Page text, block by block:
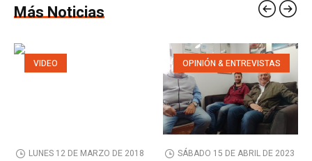
Más Noticias
VIDEO
LUNES 12 DE MARZO DE 2018
OPINIÓN & ENTREVISTAS
SÁBADO 15 DE ABRIL DE 2023